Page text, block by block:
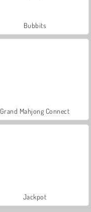
Bubbits
Grand Mahjong Connect
Jackpot